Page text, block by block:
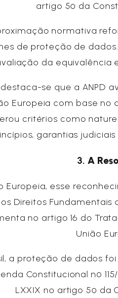
artigo 5º da
normativa
de proteção de
da equivalência
destaca-se que a ANPD
Europeia com base no
critérios como
garantias
3. A
Europeia, esse
Direitos Fundamentais
no artigo 16 do
União
a proteção de dados
Constitucional nº
LXXIX no artigo 5º da